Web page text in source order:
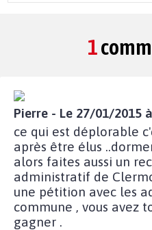
1
Pierre - Le 27/01/2015
ce qui est déplorable
après être élus
alors faites aussi un
administratif de
une pétition avec les
commune , vous avez
gagner .